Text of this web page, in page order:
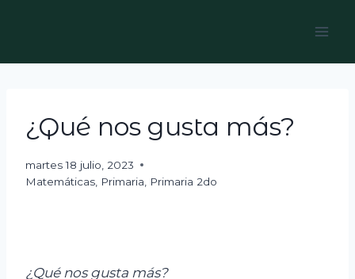
¿Qué nos gusta más?
martes 18 julio, 2023
Matemáticas Primaria Primaria 2do
¿Qué nos gusta más?